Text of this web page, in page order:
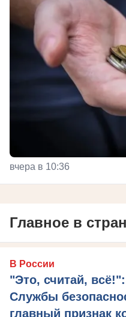
вчера в 10:36
Главное в
В России
"Это, считай,
Службы
главный признак